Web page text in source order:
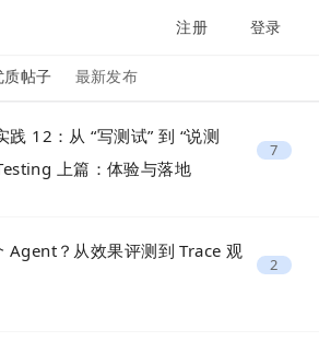
注册 登录
质帖子 最新发布
践 12：从 “写测试” 到 “说测
上篇：体验与落地
7
Agent？从效果评测到 Trace 观
2